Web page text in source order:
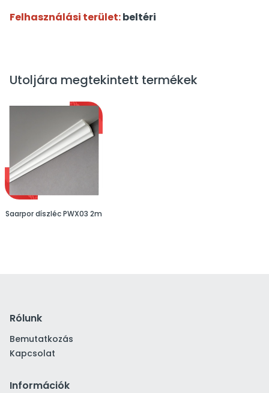
Felhasználási terület:beltéri
Utoljára megtekintett termékek
Saarpor díszléc PWX03 2m
Rólunk
Bemutatkozás
Kapcsolat
Információk